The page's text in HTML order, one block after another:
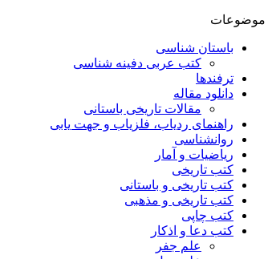
موضوعات
باستان شناسی
کتب عربی دفینه شناسی
ترفندها
دانلود مقاله
مقالات تاریخی باستانی
راهنمای ردیاب، فلزیاب و جهت یابی
روانشناسی
ریاضیات و آمار
کتب تاریخی
کتب تاریخی و باستانی
کتب تاریخی و مذهبی
کتب چاپی
کتب دعا و اذکار
علم جفر